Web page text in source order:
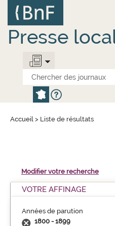
contenu
principal
Presse
Accueil > Liste de résultats
Modifier votre recherche
VOTRE AFFINAGE
Années de parution
1800 - 1899
Panneau de gestion des cookies